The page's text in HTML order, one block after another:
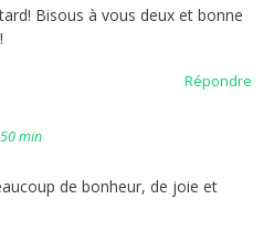
Bisous à vous deux et bonne
Répondre
min
de bonheur, de joie et